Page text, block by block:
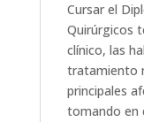
Cursar el
Quirúrgicos
clínico, las
tratamiento
principales
tomando en